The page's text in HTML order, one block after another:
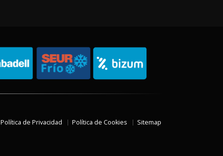
Política de Privacidad Política de Cookies Sitemap